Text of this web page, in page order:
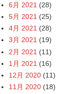
6月 2021 (28)
5月 2021 (25)
4月 2021 (28)
3月 2021 (19)
2月 2021 (11)
1月 2021 (16)
12月 2020 (11)
11月 2020 (18)